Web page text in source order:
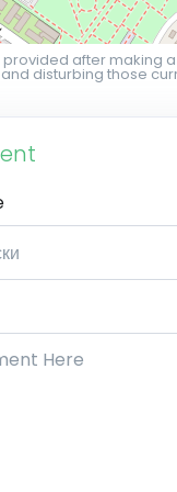
after making
disturbing those